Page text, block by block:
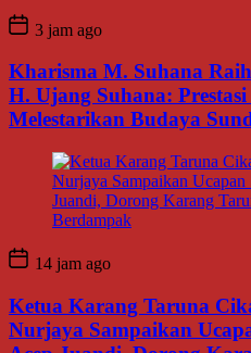
3 jam ago
Kharisma M. Suhana
H. Ujang Suhana:
Melestarikan Budaya
14 jam ago
Ketua Karang Taruna
Nurjaya Sampaikan